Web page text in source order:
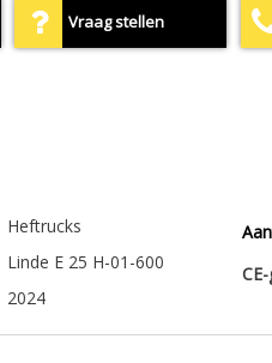
Vraag stellen
Heftrucks
Linde E 25 H-01-600
2024